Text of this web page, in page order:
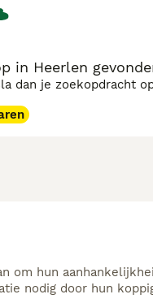
in Heerlen
dan je zoekopdracht
om hun
nodig door hun